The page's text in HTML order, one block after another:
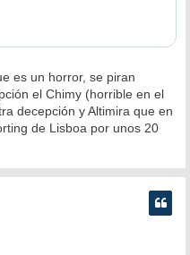
es un horror, se piran
el Chimy (horrible en el
decepción y Altimira que en
de Lisboa por unos 20